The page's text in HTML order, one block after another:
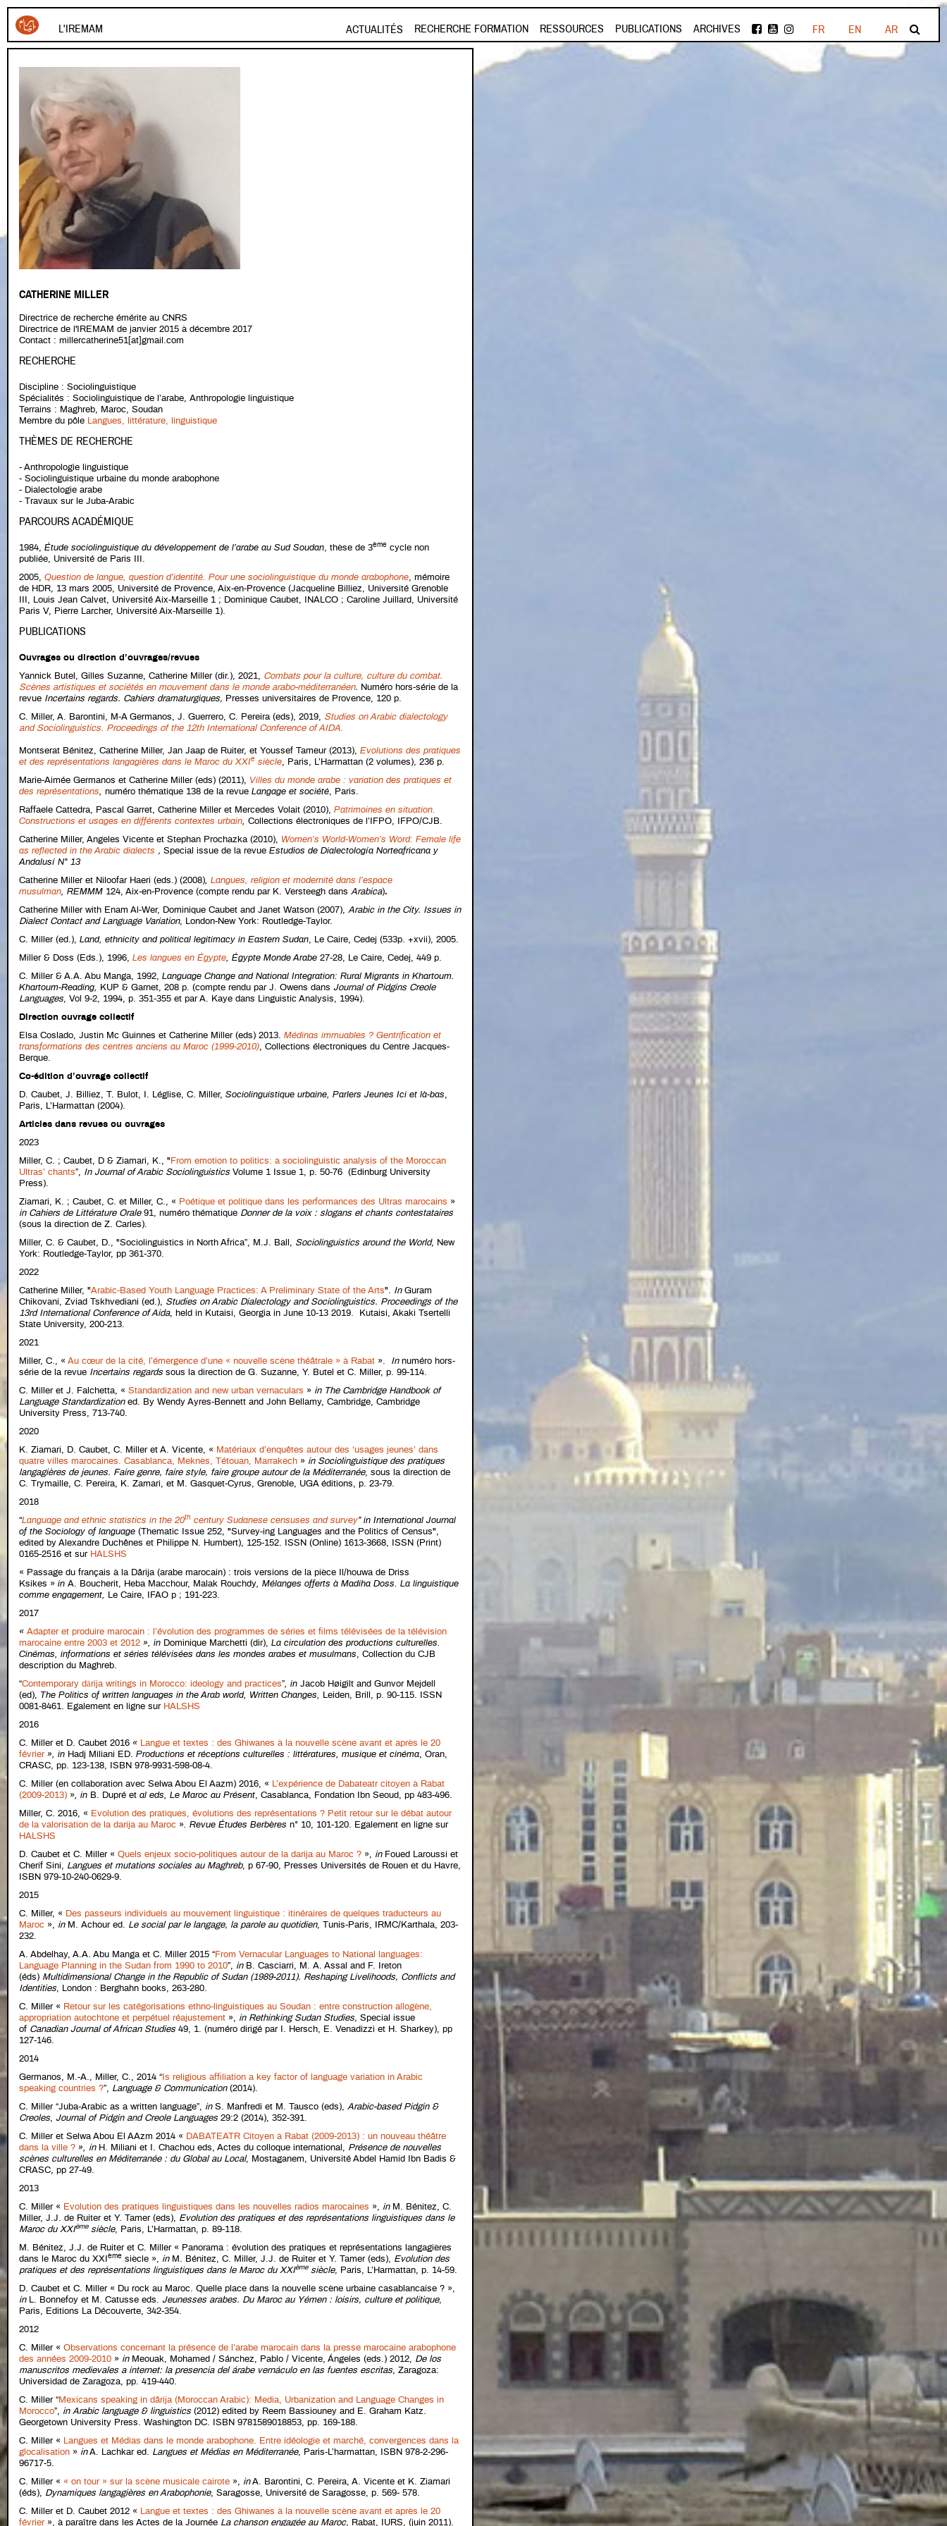
Aller au contenu principal
L'IREMAM ACTUALITÉS RECHERCHE FORMATION RESSOURCES PUBLICATIONS ARCHIVES FR EN AR
CATHERINE MILLER
Directrice de recherche émérite au CNRS
Directrice de l'IREMAM de janvier 2015 à décembre 2017
Contact : millercatherine51[at]gmail.com
RECHERCHE
Discipline : Sociolinguistique
Spécialités : Sociolinguistique de l’arabe, Anthropologie linguistique
Terrains : Maghreb, Maroc, Soudan
Membre du pôle Langues, littérature, linguistique
THÈMES DE RECHERCHE
- Anthropologie linguistique
- Sociolinguistique urbaine du monde arabophone
- Dialectologie arabe
- Travaux sur le Juba-Arabic
PARCOURS ACADÉMIQUE
1984, Étude sociolinguistique du développement de l’arabe au Sud Soudan, thèse de 3ème cycle non
publiée, Université de Paris III.
2005, Question de langue, question d’identité. Pour une sociolinguistique du monde arabophone, mémoire
de HDR, 13 mars 2005, Université de Provence, Aix-en-Provence (Jacqueline Billiez, Université Grenoble
III, Louis Jean Calvet, Université Aix-Marseille 1 ; Dominique Caubet, INALCO ; Caroline Juillard, Université
Paris V, Pierre Larcher, Université Aix-Marseille 1).
PUBLICATIONS
Ouvrages ou direction d’ouvrages/revues
Yannick Butel, Gilles Suzanne, Catherine Miller (dir.), 2021, Combats pour la culture, culture du combat.
Scènes artistiques et sociétés en mouvement dans le monde arabo-méditerranéen. Numéro hors-série de la
revue Incertains regards. Cahiers dramaturgiques, Presses universitaires de Provence, 120 p.
C. Miller, A. Barontini, M-A Germanos, J. Guerrero, C. Pereira (eds), 2019, Studies on Arabic dialectology
and Sociolinguistics. Proceedings of the 12th International Conference of AIDA.
Montserat Bénitez, Catherine Miller, Jan Jaap de Ruiter, et Youssef Tameur (2013), Evolutions des pratiques
et des représentations langagières dans le Maroc du XXIe siècle, Paris, L’Harmattan (2 volumes), 236 p.
Marie-Aimée Germanos et Catherine Miller (eds) (2011), Villes du monde arabe : variation des pratiques et
des représentations, numéro thématique 138 de la revue Langage et société, Paris.
Raffaele Cattedra, Pascal Garret, Catherine Miller et Mercedes Volait (2010), Patrimoines en situation.
Constructions et usages en différents contextes urbain, Collections électroniques de l’IFPO, IFPO/CJB.
Catherine Miller, Angeles Vicente et Stephan Prochazka (2010), Women’s World-Women’s Word: Female life
as reflected in the Arabic dialects , Special issue de la revue Estudios de Dialectología Norteafricana y
Andalusí N° 13
Catherine Miller et Niloofar Haeri (eds.) (2008), Langues, religion et modernité dans l’espace
musulman, REMMM 124, Aix-en-Provence (compte rendu par K. Versteegh dans Arabica).
Catherine Miller with Enam Al-Wer, Dominique Caubet and Janet Watson (2007), Arabic in the City. Issues in
Dialect Contact and Language Variation, London-New York: Routledge-Taylor.
C. Miller (ed.), Land, ethnicity and political legitimacy in Eastern Sudan, Le Caire, Cedej (533p. +xvii), 2005.
Miller & Doss (Eds.), 1996, Les langues en Égypte, Égypte Monde Arabe 27-28, Le Caire, Cedej, 449 p.
C. Miller & A.A. Abu Manga, 1992, Language Change and National Integration: Rural Migrants in Khartoum.
Khartoum-Reading,
KUP & Garnet, 208 p. (compte rendu par J. Owens dans Journal of Pidgins Creole
Languages, Vol 9-2, 1994, p. 351-355 et par A. Kaye dans Linguistic Analysis, 1994).
Direction ouvrage collectif
Elsa Coslado, Justin Mc Guinnes et Catherine Miller (eds) 2013. Médinas immuables ? Gentrification et
transformations des centres anciens au Maroc (1999-2010), Collections électroniques du Centre Jacques-
Berque.
Co-édition d’ouvrage collectif
D. Caubet, J. Billiez, T. Bulot, I. Léglise, C. Miller, Sociolinguistique urbaine, Parlers Jeunes Ici et là-bas,
Paris, L’Harmattan (2004).
Articles dans revues ou ouvrages
2023
Miller, C. ; Caubet, D & Ziamari, K., " From emotion to politics: a sociolinguistic analysis of the Moroccan
Ultras’ chants”, In Journal of Arabic SociolinguisticsVolume 1 Issue 1, p. 50-76 (Edinburg University
Press).
Ziamari, K. ; Caubet, C. et Miller, C., « Poétique et politique dans les performances des Ultras marocains »
in Cahiers de Littérature Orale91, numéro thématique Donner de la voix : slogans et chants contestataires
(sous la direction de Z. Carles).
Miller, C. & Caubet, D., "Sociolinguistics in North Africa”, M.J. Ball, Sociolinguistics around the World, New
York: Routledge-Taylor, pp 361-370.
2022
Catherine Miller, "Arabic-Based Youth Language Practices: A Preliminary State of the Arts". In Guram
Chikovani, Zviad Tskhvediani (ed.), Studies on Arabic Dialectology and Sociolinguistics. Proceedings of the
13rd International Conference of Aida, held in Kutaisi, Georgia in June 10-13 2019. Kutaisi, Akaki Tsertelli
State University, 200-213.
2021
Miller, C., « Au cœur de la cité, l’émergence d’une « nouvelle scène théâtrale » à Rabat ». Innuméro hors-
série de la revue Incertains regardssous la direction de G. Suzanne, Y. Butel et C. Miller, p. 99-114.
C. Miller et J. Falchetta, « Standardization and new urban vernaculars » in The Cambridge Handbook of
Language Standardizationed. By Wendy Ayres-Bennett and John Bellamy, Cambridge, Cambridge
University Press, 713-740.
2020
K. Ziamari, D. Caubet, C. Miller et A. Vicente, « Matériaux d’enquêtes autour des ‘usages jeunes’ dans
quatre villes marocaines. Casablanca, Meknès, Tétouan, Marrakech » in Sociolinguistique des pratiques
langagières de jeunes. Faire genre, faire style, faire groupe autour de la Méditerranée, sous la direction de
C. Trymaille, C. Pereira, K. Zamari, et M. Gasquet-Cyrus, Grenoble, UGA éditions, p. 23-79.
2018
“Language and ethnic statistics in the 20th century Sudanese censuses and survey” in International Journal
of the Sociology of language (Thematic Issue 252, "Survey-ing Languages and the Politics of Census",
edited by Alexandre Duchênes et Philippe N. Humbert), 125-152. ISSN (Online) 1613-3668, ISSN (Print)
0165-2516 et sur HALSHS
« Passage du français à la Dârija (arabe marocain) : trois versions de la pièce Il/houwa de Driss
Ksikes » in A. Boucherit, Heba Macchour, Malak Rouchdy, Mélanges offerts à Madiha Doss. La linguistique
comme engagement,
Le Caire, IFAO p ; 191-223.
2017
« Adapter et produire marocain : l’évolution des programmes de séries et films télévisées de la télévision
marocaine entre 2003 et 2012 », in Dominique Marchetti (dir), La circulation des productions culturelles.
Cinémas, informations et séries télévisées dans les mondes arabes et musulmans, Collection du CJB
description du Maghreb.
“Contemporary dārija writings in Morocco: ideology and practices”, in Jacob Høigilt and Gunvor Mejdell
(ed), The Politics of written languages in the Arab world, Written Changes,
Leiden, Brill, p. 90-115. ISSN
0081-8461. Egalement en ligne sur HALSHS
2016
C. Miller et D. Caubet 2016 « Langue et textes : des Ghiwanes à la nouvelle scène avant et après le 20
février », in Hadj Miliani ED. Productions et réceptions culturelles : littératures, musique et cinéma, Oran,
CRASC, pp. 123-138, ISBN 978-9931-598-08-4.
C. Miller (en collaboration avec Selwa Abou El Aazm) 2016, « L’expérience de Dabateatr citoyen à Rabat
(2009-2013) », in B. Dupré et al eds, Le Maroc au Présent, Casablanca, Fondation Ibn Seoud, pp 483-496.
Miller, C. 2016, « Evolution des pratiques, évolutions des représentations ? Petit retour sur le débat autour
de la valorisation de la darija au Maroc ». Revue Études Berbères n° 10, 101-120. Egalement en ligne sur
HALSHS
D. Caubet et C. Miller « Quels enjeux socio-politiques autour de la darija au Maroc ? », inFoued Laroussi et
Cherif Sini, Langues et mutations sociales au Maghreb, p 67-90, Presses Universités de Rouen et du Havre,
ISBN 979-10-240-0629-9.
2015
C. Miller, « Des passeurs individuels au mouvement linguistique : itinéraires de quelques traducteurs au
Maroc », inM. Achour ed. Le social par le langage, la parole au quotidien, Tunis-Paris, IRMC/Karthala, 203-
232.
A. Abdelhay, A.A. Abu Manga et C. Miller 2015 “From Vernacular Languages to National languages:
Language Planning in the Sudan from 1990 to 2010”, inB. Casciarri, M. A. Assal and F. Ireton
(éds) Multidimensional Change in the Republic of Sudan (1989-2011). Reshaping Livelihoods, Conflicts and
Identities, London : Berghahn books, 263-280.
C. Miller « Retour sur les catégorisations ethno-linguistiques au Soudan : entre construction allogène,
appropriation autochtone et perpétuel réajustement », in Rethinking Sudan Studies, Special issue
of Canadian Journal of African Studies49, 1. (numéro dirigé par I. Hersch, E. Venadizzi et H. Sharkey), pp
127-146.
2014
Germanos, M.-A., Miller, C., 2014 “ Is religious affiliation a key factor of language variation in Arabic
speaking countries ?”, Language & Communication(2014).
C. Miller “Juba-Arabic as a written language”, inS. Manfredi et M. Tausco (eds), Arabic-based Pidgin &
Creoles, Journal of Pidgin and Creole Languages29:2 (2014), 352-391.
C. Miller et Selwa Abou El AAzm 2014 « DABATEATR Citoyen à Rabat (2009-2013) : un nouveau théâtre
dans la ville ? », inH. Miliani et I. Chachou eds, Actes du colloque international, Présence de nouvelles
scènes culturelles en Méditerranée : du Global au Local, Mostaganem, Université Abdel Hamid Ibn Badis &
CRASC, pp 27-49.
2013
C. Miller « Evolution des pratiques linguistiques dans les nouvelles radios marocaines », inM. Bénitez, C.
Miller, J.J. de Ruiter et Y. Tamer (eds), Evolution des pratiques et des représentations linguistiques dans le
Maroc du XXIèmesiècle, Paris, L’Harmattan, p. 89-118.
M. Bénitez, J.J. de Ruiter et C. Miller « Panorama : évolution des pratiques et représentations langagières
dans le Maroc du XXI ème siècle », inM. Bénitez, C. Miller, J.J. de Ruiter et Y. Tamer (eds), Evolution des
pratiques et des représentations linguistiques dans le Maroc du XXIèmesiècle, Paris, L’Harmattan, p. 14-59.
D. Caubet et C. Miller « Du rock au Maroc. Quelle place dans la nouvelle scène urbaine casablancaise ? »,
inL. Bonnefoy et M. Catusse eds. Jeunesses arabes. Du Maroc au Yémen : loisirs, culture et politique,
Paris, Editions La Découverte, 342-354.
2012
C. Miller « Observations concernant la présence de l’arabe marocain dans la presse marocaine arabophone
des années 2009-2010 » inMeouak, Mohamed / Sánchez, Pablo / Vicente, Ángeles (eds.) 2012, De los
manuscritos medievales a internet: la presencia del árabe vernáculo en las fuentes escritas, Zaragoza:
Universidad de Zaragoza, pp. 419-440.
C. Miller “Mexicans speaking in dârija (Moroccan Arabic): Media, Urbanization and Language Changes in
Morocco”, in Arabic language & linguistics(2012) edited by Reem Bassiouney and E. Graham Katz.
Georgetown University Press. Washington DC. ISBN 9781589018853, pp. 169-188.
C. Miller « Langues et Médias dans le monde arabophone. Entre idéologie et marché, convergences dans la
glocalisation » inA. Lachkar ed. Langues et Médias en Méditerranée, Paris-L’harmattan, ISBN 978-2-296-
96717-5.
C. Miller « « on tour » sur la scène musicale cairote », inA. Barontini, C. Pereira, A. Vicente et K. Ziamari
(éds), Dynamiques langagières en Arabophonie, Saragosse, Université de Saragosse, p. 569- 578.
C. Miller et D. Caubet 2012 « Langue et textes : des Ghiwanes à la nouvelle scène avant et après le 20
février», à paraître dans les Actes de la Journée La chanson engagée au Maroc, Rabat, IURS, (juin 2011).